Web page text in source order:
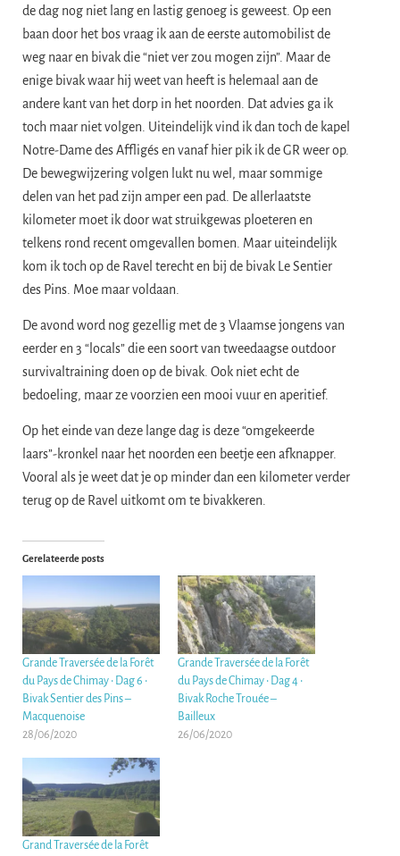
de dag nog niet lang en lastig genoeg is geweest. Op een
baan door het bos vraag ik aan de eerste automobilist de
weg naar en bivak die “niet ver zou mogen zijn”. Maar de
enige bivak waar hij weet van heeft is helemaal aan de
andere kant van het dorp in het noorden. Dat advies ga ik
toch maar niet volgen. Uiteindelijk vind ik dan toch de kapel
Notre-Dame des Affligés en vanaf hier pik ik de GR weer op.
De bewegwijzering volgen lukt nu wel, maar sommige
delen van het pad zijn amper een pad. De allerlaatste
kilometer moet ik door wat struikgewas ploeteren en
telkens rond recent omgevallen bomen. Maar uiteindelijk
kom ik toch op de Ravel terecht en bij de bivak Le Sentier
des Pins. Moe maar voldaan.
De avond word nog gezellig met de 3 Vlaamse jongens van
eerder en 3 “locals” die een soort van tweedaagse outdoor
survivaltraining doen op de bivak. Ook niet echt de
bedoeling, maar ze voorzien een mooi vuur en aperitief.
Op het einde van deze lange dag is deze “omgekeerde
laars”-kronkel naar het noorden een beetje een afknapper.
Vooral als je weet dat je op minder dan een kilometer verder
terug op de Ravel uitkomt om te bivakkeren.
Gerelateerde posts
Grande Traversée de la Forêt
du Pays de Chimay • Dag 6 •
Bivak Sentier des Pins –
Macquenoise
28/06/2020
Grande Traversée de la Forêt
du Pays de Chimay • Dag 4 •
Bivak Roche Trouée –
Bailleux
26/06/2020
Grand Traversée de la Forêt